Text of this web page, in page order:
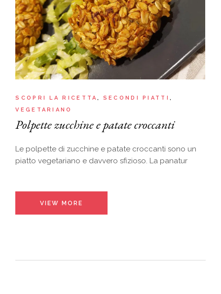
SCOPRI LA RICETTA
SECONDI PIATTI
VEGETARIANO
Polpette zucchine e patate croccanti
Le polpette di zucchine e patate croccanti sono un
piatto vegetariano e davvero sfizioso. La panatur
VIEW MORE